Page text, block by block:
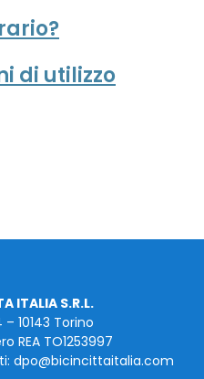
di utilizzo
ITALIA S.R.L.
10143 Torino
REA TO1253997
dpo@bicincittaitalia.com